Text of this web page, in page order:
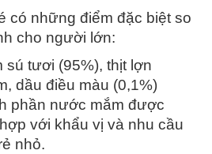
có những điểm đặc biệt so
cho người lớn:
sú tươi (95%), thịt lợn
dầu điều màu (0,1%)
phần nước mắm được
với khẩu vị và nhu cầu
nhỏ.